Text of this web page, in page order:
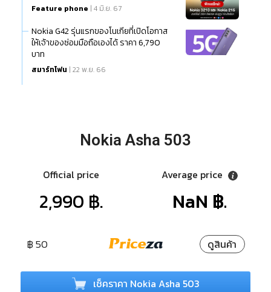
Feature phone | 4 มิ.ย. 67
Nokia G42 รุ่นแรกของโนเกียที่เปิดโอกาส
ให้เจ้าของซ่อมมือถือเองได้ ราคา 6,790
บาท
สมาร์ทโฟน | 22 พ.ย. 66
Nokia Asha 503
Official price
2,990 ฿.
Average price
NaN ฿.
฿ 50 ดูสินค้า
เช็คราคา Nokia Asha 503